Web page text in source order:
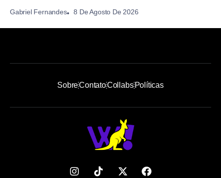
Gabriel Fernandes 8 De Agosto De 2026
SobreContatoCollabsPolíticas